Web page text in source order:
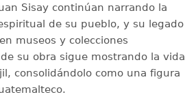
Sisay continúan narrando la
de su pueblo, y su legado
museos y colecciones
su obra sigue mostrando la vida
consolidándolo como una figura